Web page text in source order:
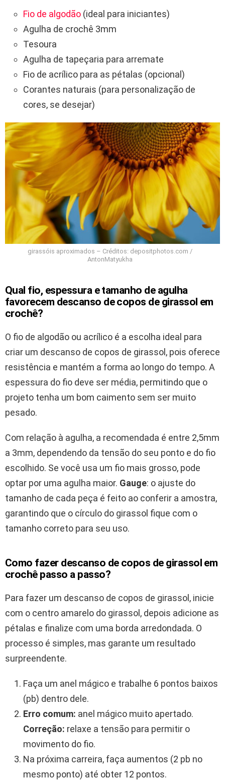
Fio de algodão (ideal para iniciantes)
Agulha de crochê 3mm
Tesoura
Agulha de tapeçaria para arremate
Fio de acrílico para as pétalas (opcional)
Corantes naturais (para personalização de
cores, se desejar)
girassóis aproximados – Créditos: depositphotos.com /
AntonMatyukha
Qual fio, espessura e tamanho de agulha
favorecem descanso de copos de girassol em
crochê?
O fio de algodão ou acrílico é a escolha ideal para
criar um descanso de copos de girassol, pois oferece
resistência e mantém a forma ao longo do tempo. A
espessura do fio deve ser média, permitindo que o
projeto tenha um bom caimento sem ser muito
pesado.
Com relação à agulha, a recomendada é entre 2,5mm
a 3mm, dependendo da tensão do seu ponto e do fio
escolhido. Se você usa um fio mais grosso, pode
optar por uma agulha maior. Gauge: o ajuste do
tamanho de cada peça é feito ao conferir a amostra,
garantindo que o círculo do girassol fique com o
tamanho correto para seu uso.
Como fazer descanso de copos de girassol em
crochê passo a passo?
Para fazer um descanso de copos de girassol, inicie
com o centro amarelo do girassol, depois adicione as
pétalas e finalize com uma borda arredondada. O
processo é simples, mas garante um resultado
surpreendente.
Faça um anel mágico e trabalhe 6 pontos baixos
(pb) dentro dele.
Erro comum: anel mágico muito apertado.
Correção: relaxe a tensão para permitir o
movimento do fio.
Na próxima carreira, faça aumentos (2 pb no
mesmo ponto) até obter 12 pontos.